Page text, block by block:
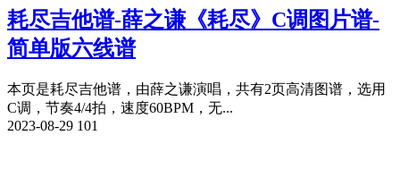
耗尽吉他谱-薛之谦《耗尽》C调图片谱-
简单版六线谱
本页是耗尽吉他谱，由薛之谦演唱，共有2页高清图谱，选用
C调，节奏4/4拍，速度60BPM，无...
2023-08-29 101